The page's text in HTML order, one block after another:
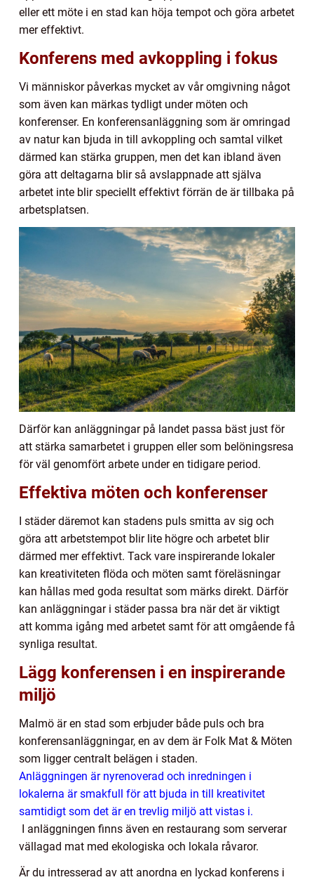
eller ett möte i en stad kan höja tempot och göra arbetet
mer effektivt.
Konferens med avkoppling i fokus
Vi människor påverkas mycket av vår omgivning något
som även kan märkas tydligt under möten och
konferenser. En konferensanläggning som är omringad
av natur kan bjuda in till avkoppling och samtal vilket
därmed kan stärka gruppen, men det kan ibland även
göra att deltagarna blir så avslappnade att själva
arbetet inte blir speciellt effektivt förrän de är tillbaka på
arbetsplatsen.
Därför kan anläggningar på landet passa bäst just för
att stärka samarbetet i gruppen eller som belöningsresa
för väl genomfört arbete under en tidigare period.
Effektiva möten och konferenser
I städer däremot kan stadens puls smitta av sig och
göra att arbetstempot blir lite högre och arbetet blir
därmed mer effektivt. Tack vare inspirerande lokaler
kan kreativiteten flöda och möten samt föreläsningar
kan hållas med goda resultat som märks direkt. Därför
kan anläggningar i städer passa bra när det är viktigt
att komma igång med arbetet samt för att omgående få
synliga resultat.
Lägg konferensen i en inspirerande
miljö
Malmö är en stad som erbjuder både puls och bra
konferensanläggningar, en av dem är Folk Mat & Möten
som ligger centralt belägen i staden.
Anläggningen är nyrenoverad och inredningen i
lokalerna är smakfull för att bjuda in till kreativitet
samtidigt som det är en trevlig miljö att vistas i.
I anläggningen finns även en restaurang som serverar
vällagad mat med ekologiska och lokala råvaror.
Är du intresserad av att anordna en lyckad konferens i